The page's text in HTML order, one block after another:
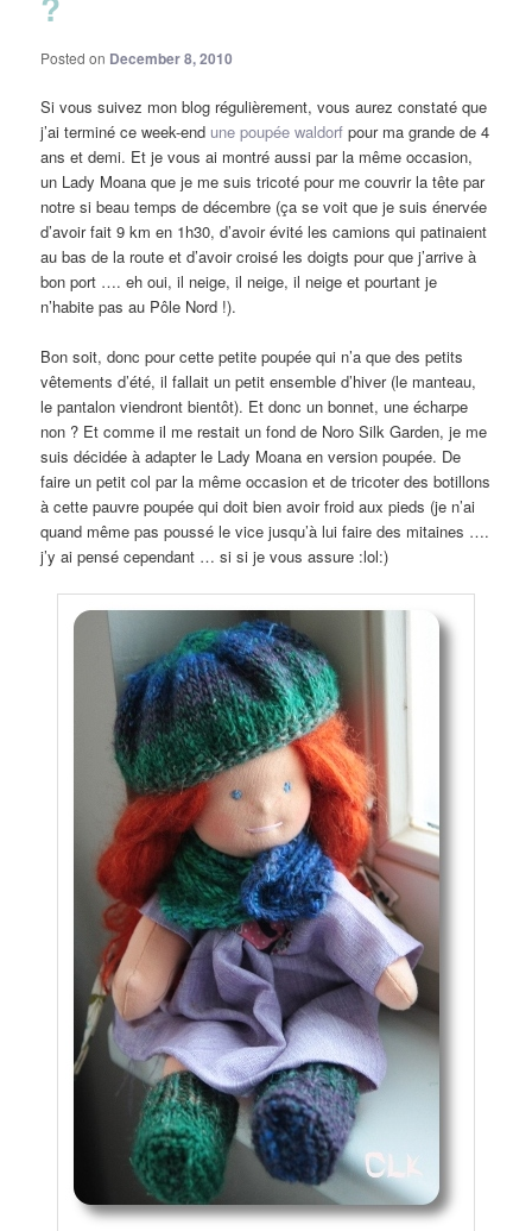
Posted on December 8, 2010
Si vous suivez mon blog régulièrement, vous aurez constaté que
j’ai terminé ce week-end une poupée waldorf pour ma grande de 4
ans et demi. Et je vous ai montré aussi par la même occasion,
un Lady Moana que je me suis tricoté pour me couvrir la tête par
notre si beau temps de décembre (ça se voit que je suis énervée
d’avoir fait 9 km en 1h30, d’avoir évité les camions qui patinaient
au bas de la route et d’avoir croisé les doigts pour que j’arrive à
bon port …. eh oui, il neige, il neige, il neige et pourtant je
n’habite pas au Pôle Nord !).
Bon soit, donc pour cette petite poupée qui n’a que des petits
vêtements d’été, il fallait un petit ensemble d’hiver (le manteau,
le pantalon viendront bientôt). Et donc un bonnet, une écharpe
non ? Et comme il me restait un fond de Noro Silk Garden, je me
suis décidée à adapter le Lady Moana en version poupée. De
faire un petit col par la même occasion et de tricoter des botillons
à cette pauvre poupée qui doit bien avoir froid aux pieds (je n’ai
quand même pas poussé le vice jusqu’à lui faire des mitaines ….
j’y ai pensé cependant … si si je vous assure :lol:)